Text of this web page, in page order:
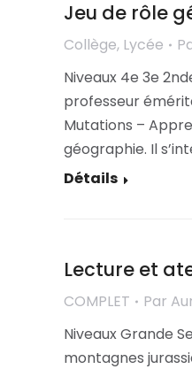
Jeu de rôle
Collège, Lycée
Niveaux 4e 3e
professeur
Mutations –
géographie. Il
Détails
Lecture et
COMPLET Par
Niveaux Grande
montagnes